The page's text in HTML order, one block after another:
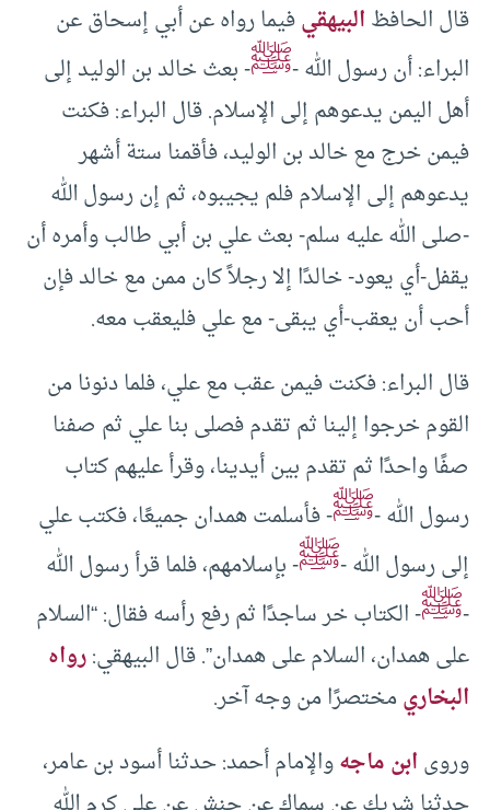
قال الحافظالبيهقيفيما رواه عن أبي إسحاق عن
البراء: أن رسول الله -ﷺ- بعث خالد بن الوليد إلى
أهل اليمن يدعوهم إلى الإسلام. قال البراء: فكنت
فيمن خرج مع خالد بن الوليد، فأقمنا ستة أشهر
يدعوهم إلى الإسلام فلم يجيبوه، ثم إن رسول الله
-صلى الله عليه سلم- بعث علي بن أبي طالب وأمره أن
يقفل-أي يعود- خالدًا إلا رجلاً كان ممن مع خالد فإن
أحب أن يعقب-أي يبقى- مع علي فليعقب معه.
قال البراء: فكنت فيمن عقب مع علي، فلما دنونا من
القوم خرجوا إلينا ثم تقدم فصلى بنا علي ثم صفنا
صفًا واحدًا ثم تقدم بين أيدينا، وقرأ عليهم كتاب
رسول الله -ﷺ- فأسلمت همدان جميعًا، فكتب علي
إلى رسول الله -ﷺ- بإسلامهم، فلما قرأ رسول الله
-ﷺ- الكتاب خر ساجدًا ثم رفع رأسه فقال: “السلام
على همدان، السلام على همدان”. قال البيهقي:رواه
البخاريمختصرًا من وجه آخر.
وروىابن ماجهوالإمام أحمد: حدثنا أسود بن عامر،